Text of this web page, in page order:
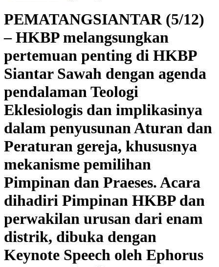
PEMATANGSIANTAR (5/12)
– HKBP melangsungkan
pertemuan penting di HKBP
Siantar Sawah dengan agenda
pendalaman Teologi
Eklesiologis dan implikasinya
dalam penyusunan Aturan dan
Peraturan gereja, khususnya
mekanisme pemilihan
Pimpinan dan Praeses. Acara
dihadiri Pimpinan HKBP dan
perwakilan urusan dari enam
distrik, dibuka dengan
Keynote Speech oleh Ephorus